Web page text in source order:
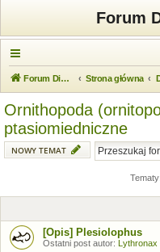
Forum
Forum Dinozaury.com Strona główna
Ornithopoda
ptasiomiedniczne
NOWY TEMAT
[Opis] Plesiolophus
Ostatni post autor: Lythronax